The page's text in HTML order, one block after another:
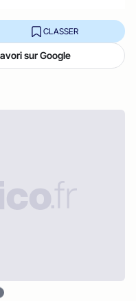
CLASSER
sur Google